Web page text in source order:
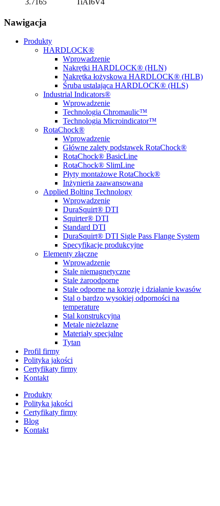
Nawigacja
Produkty
HARDLOCK®
Wprowadzenie
Nakrętki HARDLOCK® (HLN)
Nakrętka łożyskowa HARDLOCK® (HLB)
Śruba ustalająca HARDLOCK® (HLS)
Industrial Indicators®
Wprowadzenie
Technologia Chromaulic™
Technologia Microindicator™
RotaChock®
Wprowadzenie
Główne zalety podstawek RotaChock®
RotaChock® BasicLine
RotaChock® SlimLine
Płyty montażowe RotaChock®
Inżynieria zaawansowana
Applied Bolting Technology
Wprowadzenie
DuraSquirt® DTI
Squirter® DTI
Standard DTI
DuraSquirt® DTI Sigle Pass Flange System
Specyfikacje produkcyjne
Elementy złączne
Wprowadzenie
Stale niemagnetyczne
Stale żaroodporne
Stale odporne na korozję i działanie kwasów
Stal o bardzo wysokiej odporności na
temperaturę
Stal konstrukcyjna
Metale nieżelazne
Materiały specjalne
Tytan
Profil firmy
Polityka jakości
Certyfikaty firmy
Kontakt
Produkty
Polityka jakości
Certyfikaty firmy
Blog
Kontakt